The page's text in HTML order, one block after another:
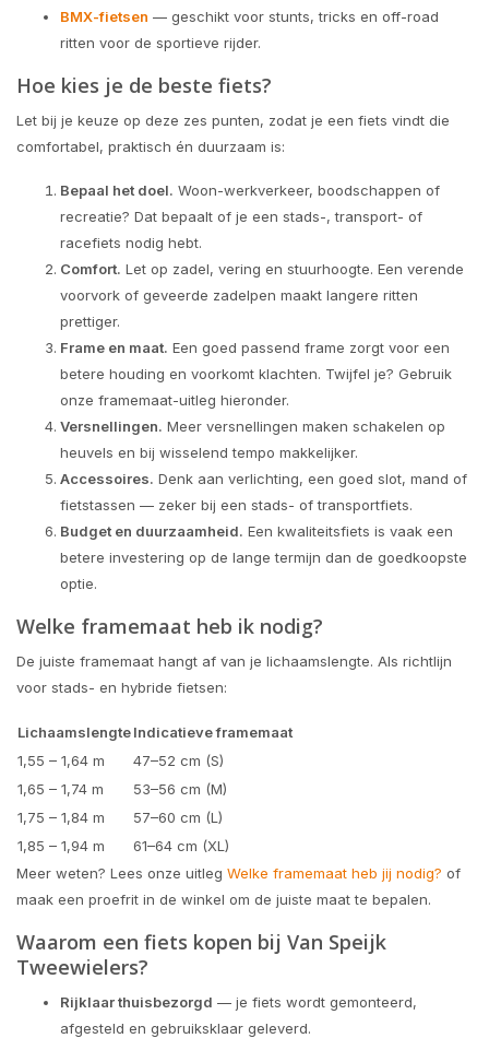
BMX-fietsen — geschikt voor stunts, tricks en off-road
ritten voor de sportieve rijder.
Hoe kies je de beste fiets?
Let bij je keuze op deze zes punten, zodat je een fiets vindt die
comfortabel, praktisch én duurzaam is:
Bepaal het doel. Woon-werkverkeer, boodschappen of
recreatie? Dat bepaalt of je een stads-, transport- of
racefiets nodig hebt.
Comfort. Let op zadel, vering en stuurhoogte. Een verende
voorvork of geveerde zadelpen maakt langere ritten
prettiger.
Frame en maat. Een goed passend frame zorgt voor een
betere houding en voorkomt klachten. Twijfel je? Gebruik
onze framemaat-uitleg hieronder.
Versnellingen. Meer versnellingen maken schakelen op
heuvels en bij wisselend tempo makkelijker.
Accessoires. Denk aan verlichting, een goed slot, mand of
fietstassen — zeker bij een stads- of transportfiets.
Budget en duurzaamheid. Een kwaliteitsfiets is vaak een
betere investering op de lange termijn dan de goedkoopste
optie.
Welke framemaat heb ik nodig?
De juiste framemaat hangt af van je lichaamslengte. Als richtlijn
voor stads- en hybride fietsen:
LichaamslengteIndicatieve framemaat
1,55 – 1,64 m
47–52 cm (S)
1,65 – 1,74 m
53–56 cm (M)
1,75 – 1,84 m
57–60 cm (L)
1,85 – 1,94 m
61–64 cm (XL)
Meer weten? Lees onze uitleg Welke framemaat heb jij nodig? of
maak een proefrit in de winkel om de juiste maat te bepalen.
Waarom een fiets kopen bij Van Speijk
Tweewielers?
Rijklaar thuisbezorgd — je fiets wordt gemonteerd,
afgesteld en gebruiksklaar geleverd.